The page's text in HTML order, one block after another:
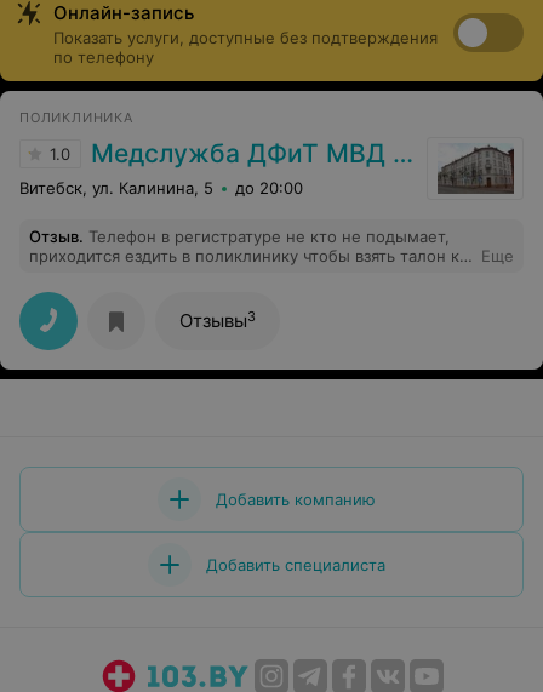
Онлайн-запись
Показать услуги, доступные без подтверждения
по телефону
ПОЛИКЛИНИКА
1.0 Медслужба ДФиТ МВД Витебска
Витебск, ул. Калинина, 5 до 20:00
Отзыв. Телефон в регистратуре не кто не подымает,
приходится ездить в поликлинику чтобы взять талон к
Еще
Отзывы3
Добавить компанию
Добавить специалиста